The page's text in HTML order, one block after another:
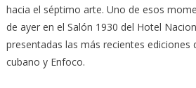
hacia el séptimo arte. Uno de esos
de ayer en el Salón 1930 del Hotel
presentadas las más recientes ediciones
cubano y Enfoco.